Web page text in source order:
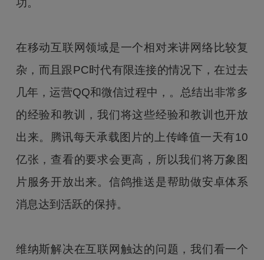
在移动互联网领域是一个相对来讲网络比较复
杂，而且跟PC时代有限连接的情况下，在过去
几年，运营QQ和微信过程中，。总结出非常多
的经验和教训，我们将这些经验和教训也开放
出来。腾讯每天承载图片的上传峰值一天有10
亿张，查看的要求会更高，所以我们将万象图
片服务开放出来。信鸽推送是帮助做安卓体系
消息达到活跃的保持。
维纳斯解决在互联网触达的问题，我们看一个